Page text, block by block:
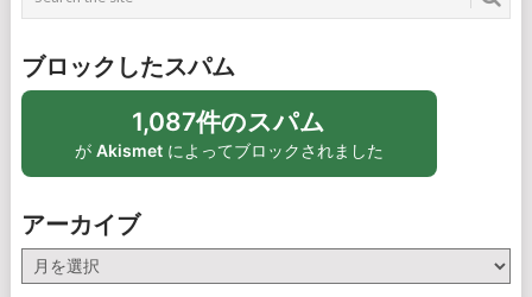
ブロックしたスパム
1,087件のスパム
が Akismetによってブロックされました
アーカイブ
ー